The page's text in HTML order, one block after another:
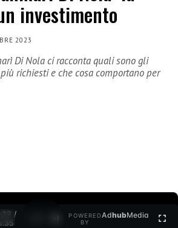
investimento
2023
Di Nola ci racconta quali sono gli
richiesti e che cosa comportano per
/
POWERED
BY
AdhubMedia